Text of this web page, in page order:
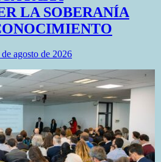
LA SOBERANÍA
agosto de 2026